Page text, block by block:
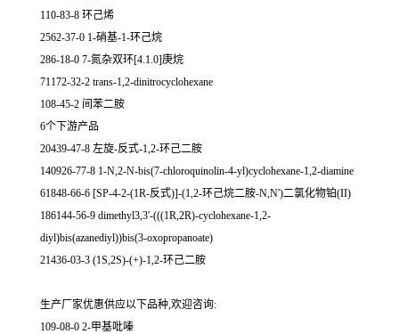
110-83-8 环己烯
2562-37-0 1-硝基-1-环己烷
286-18-0 7-氮杂双环[4.1.0]庚烷
71172-32-2 trans-1,2-dinitrocyclohexane
108-45-2 间苯二胺
6个下游产品
20439-47-8 左旋-反式-1,2-环己二胺
140926-77-8 1-N,2-N-bis(7-chloroquinolin-4-yl)cyclohexane-1,2-diamine
61848-66-6 [SP-4-2-(1R-反式)]-(1,2-环己烷二胺-N,N')二氯化物铂(II)
186144-56-9 dimethyl3,3'-(((1R,2R)-cyclohexane-1,2-
diyl)bis(azanediyl))bis(3-oxopropanoate)
21436-03-3 (1S,2S)-(+)-1,2-环己二胺
生产厂家优惠供应以下品种,欢迎咨询:
109-08-0 2-甲基吡嗪